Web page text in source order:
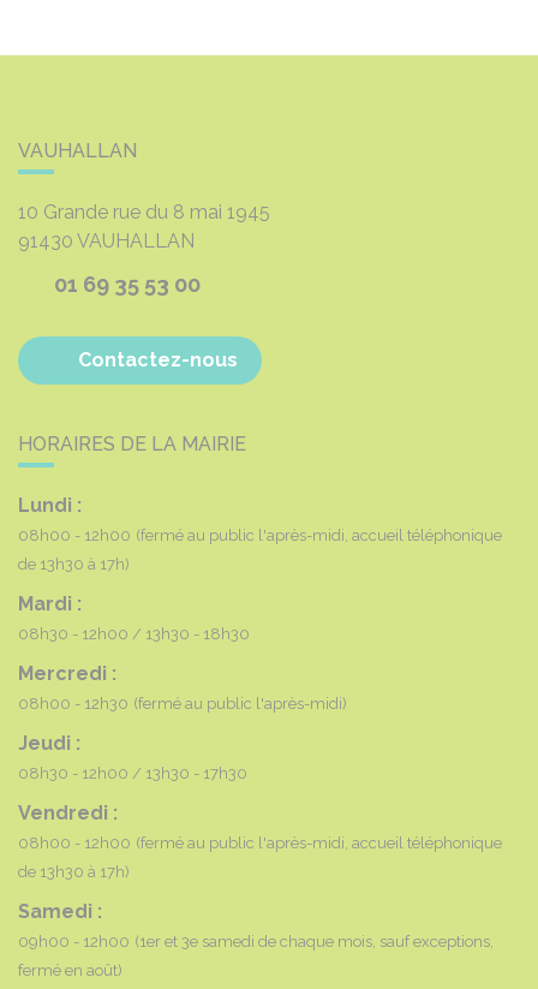
VAUHALLAN
10 Grande rue du 8 mai 1945
91430 VAUHALLAN
01 69 35 53 00
Contactez-nous
HORAIRES DE LA MAIRIE
Lundi :
08h00 - 12h00 (fermé au public l'après-midi, accueil téléphonique
de 13h30 à 17h)
Mardi :
08h30 - 12h00 13h30 - 18h30
Mercredi :
08h00 - 12h30 (fermé au public l'après-midi)
Jeudi :
08h30 - 12h00 13h30 - 17h30
Vendredi :
08h00 - 12h00 (fermé au public l'après-midi, accueil téléphonique
de 13h30 à 17h)
Samedi :
09h00 - 12h00 (1er et 3e samedi de chaque mois, sauf exceptions,
fermé en août)